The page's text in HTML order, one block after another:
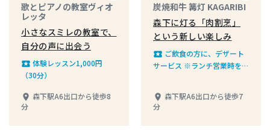
歌とピアノの教室ヴィオ
レッタ
小さなスミレの教室で、
自分の声に出会う
local_play 体験レッスン1,000円
（30分）
place 森下駅A6出口から徒歩8
分
炭焼和牛 篝灯 KAGARIBI
森下に灯る「肉割烹」
という新しい楽しみ
local_play ご飲食の方に、デザート
サービス ※ランチ営業時を除
place 森下駅A6出口から徒歩7
分